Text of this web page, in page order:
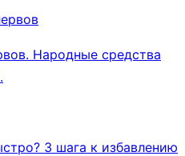
Народные средства
3 шага к избавлению